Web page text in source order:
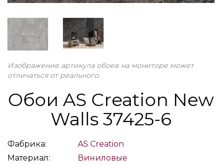
Изображение артикула обоев на мониторе может
отличаться от реального.
Обои AS Creation New
Walls 37425-6
Фабрика:
AS Creation
Материал:
Виниловые